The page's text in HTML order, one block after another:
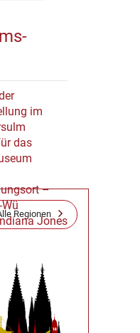
Regionen
im
das
–
Jones